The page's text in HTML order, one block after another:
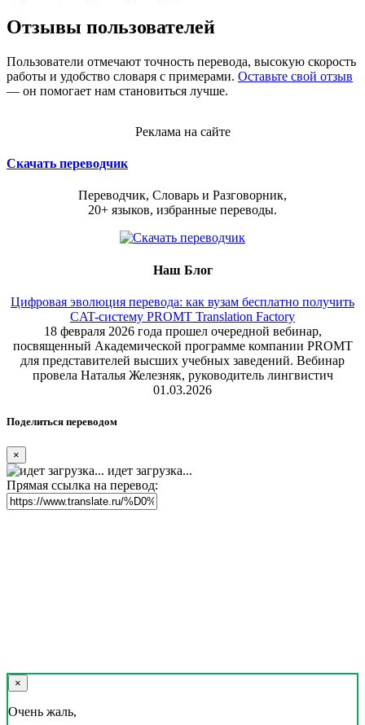
Отзывы пользователей
Пользователи отмечают точность перевода, высокую скорость
работы и удобство словаря с примерами. Оставьте свой отзыв
— он помогает нам становиться лучше.
Реклама на сайте
Скачать переводчик
Переводчик, Словарь и Разговорник,
20+ языков, избранные переводы.
Наш Блог
Цифровая эволюция перевода: как вузам бесплатно получить
CAT-систему PROMT Translation Factory
18 февраля 2026 года прошел очередной вебинар,
посвященный Академической программе компании PROMT
для представителей высших учебных заведений. Вебинар
провела Наталья Железняк, руководитель лингвистич
01.03.2026
Поделиться переводом
×
идет загрузка...
Прямая ссылка на перевод:
×
Очень жаль,